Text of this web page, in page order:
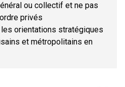
ou collectif et ne pas
privés
orientations stratégiques
et métropolitains en